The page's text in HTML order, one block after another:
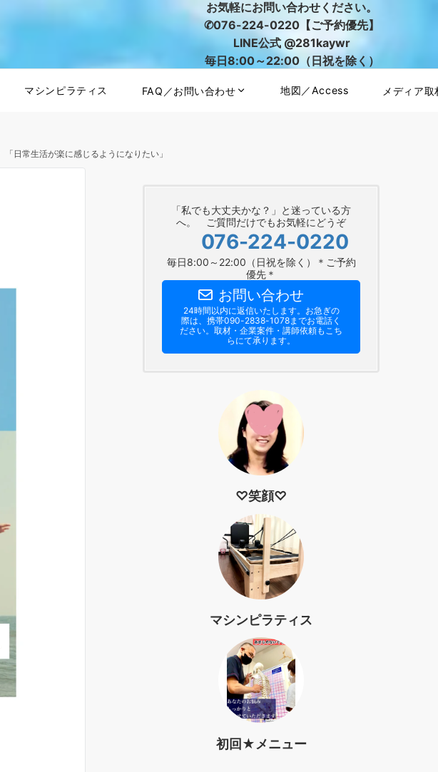
お気軽にお問い合わせください。
✆076-224-0220【ご予約優先】
LINE公式 @281kaywr
毎日8:00～22:00（日祝を除く）
マシンピラティス FAQ／お問い合わせ 地図／Access メディア取
「日常生活が楽に感じるようになりたい」
「私でも大丈夫かな？」と迷っている方
へ。 ご質問だけでもお気軽にどうぞ
076-224-0220
毎日8:00～22:00（日祝を除く）＊ご予約
優先＊
お問い合わせ
24時間以内に返信いたします。お急ぎの
際は、携帯090-2838-1078までお電話く
ださい。​取材・企業案件・講師依頼もこち
らにて承ります。
♡笑顔♡
マシンピラティス
初回★メニュー